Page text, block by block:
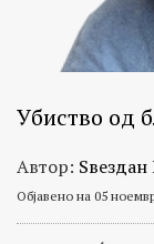
Убиство од
Автор: Ѕвездан
Објавено на 05